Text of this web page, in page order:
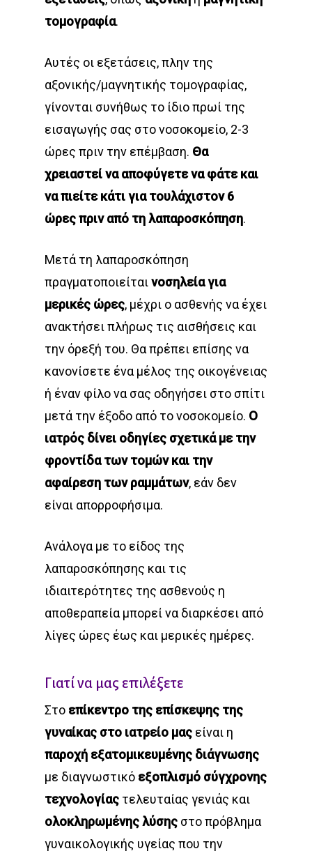
τομογραφία.
Αυτές οι εξετάσεις, πλην της
αξονικής/μαγνητικής τομογραφίας,
γίνονται συνήθως το ίδιο πρωί της
εισαγωγής σας στο νοσοκομείο, 2-3
ώρες πριν την επέμβαση. Θα
χρειαστεί να αποφύγετε να φάτε και
να πιείτε κάτι για τουλάχιστον 6
ώρες πριν από τη λαπαροσκόπηση.
Μετά τη λαπαροσκόπηση
πραγματοποιείταινοσηλεία για
μερικές ώρες, μέχρι ο ασθενής να έχει
ανακτήσει πλήρως τις αισθήσεις και
την όρεξή του. Θα πρέπει επίσης να
κανονίσετε ένα μέλος της οικογένειας
ή έναν φίλο να σας οδηγήσει στο σπίτι
μετά την έξοδο από το νοσοκομείο. Ο
ιατρός δίνει οδηγίες σχετικά με την
φροντίδα των τομών και την
αφαίρεση των ραμμάτων, εάν δεν
είναι απορροφήσιμα.
Ανάλογα με το είδος της
λαπαροσκόπησης και τις
ιδιαιτερότητες της ασθενούς η
αποθεραπεία μπορεί να διαρκέσει από
λίγες ώρες έως και μερικές ημέρες.
Γιατί να μας επιλέξετε
Στο επίκεντρο της επίσκεψης της
γυναίκας στο ιατρείο μας είναι η
παροχή εξατομικευμένης διάγνωσης
με διαγνωστικό εξοπλισμό σύγχρονης
τεχνολογίας τελευταίας γενιάς και
ολοκληρωμένης λύσης στο πρόβλημα
γυναικολογικής υγείας που την